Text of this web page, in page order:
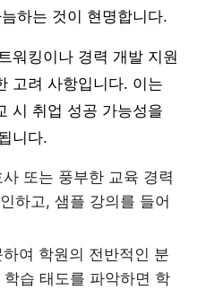
하는 것이 현명합니다.
워킹이나 경력 개발 지원
고려 사항입니다. 이는
시 취업 성공 가능성을
니다.
또는 풍부한 교육 경력
하고, 샘플 강의를 들어
여 학원의 전반적인 분
습 태도를 파악하면 학